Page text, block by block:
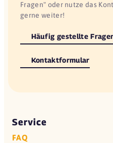
Fragen" oder nutze das
gerne weiter!
Häufig gestellte
Kontaktformular
Service
FAQ